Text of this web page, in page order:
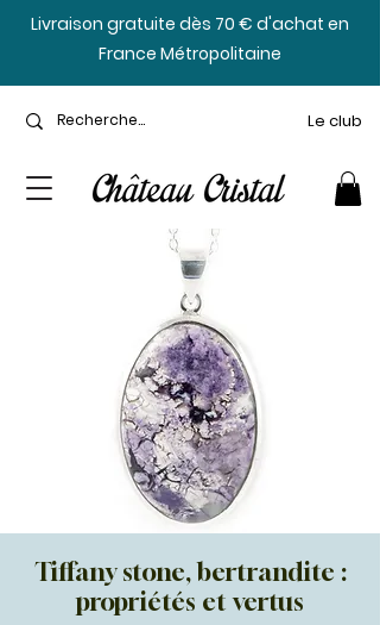
​Livraison gratuite dès 70 € d'achat en
France Métropolitaine
Le club
Tiffany stone, bertrandite :
propriétés et vertus